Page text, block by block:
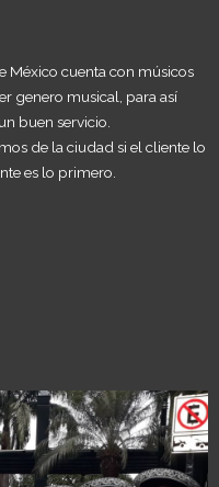
México cuenta con músicos
genero musical, para así
buen servicio.
de la ciudad si el cliente lo
es lo primero.